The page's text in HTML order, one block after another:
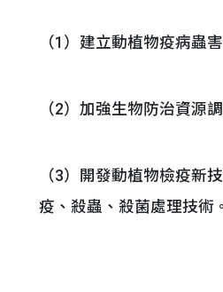
（1）建立動植物疫病蟲
（2）加強生物防治資源
（3）開發動植物檢疫新
疫、殺蟲、殺菌處理技術。